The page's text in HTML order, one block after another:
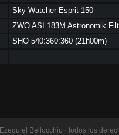
Sky-Watcher Esprit 150
ZWO ASI 183M Astronomik
SHO 540:360:360 (21h00m)
Ezequiel Bellocchio · todos los